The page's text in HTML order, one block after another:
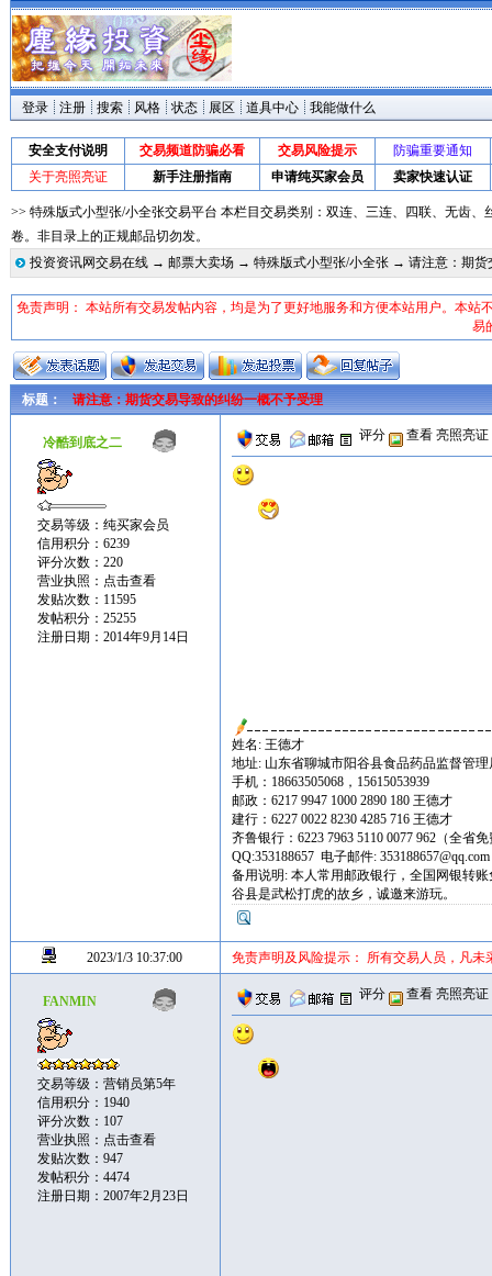
登录 注册 搜索 风格 状态 展区 道具中心 我能做什么
安全支付说明 交易频道防骗必看 交易风险提示
防骗重要通知
关于亮照亮证
新手注册指南 申请纯买家会员 卖家快速认证
>> 特殊版式小型张/小全张交易平台 本栏目交易类别：双连、三连、四联、无齿
卷。非目录上的正规邮品切勿发。
投资资讯网交易在线→ 邮票大卖场→ 特殊版式小型张/小全张→ 请注意：期货
免责声明： 本站所有交易发帖内容，均是为了更好地服务和方便本站用户。本
易
标题： 请注意：期货交易导致的纠纷一概不予受理
冷酷到底之二
交易等级：纯买家会员
信用积分：6239
评分次数：220
营业执照： 点击查看
发贴次数：11595
发帖积分：25255
注册日期：2014年9月14日
评分 查看 亮照亮证
姓名: 王德才
地址: 山东省聊城市阳谷县食品药品监督管
手机：18663505068，15615053939
邮政：6217 9947 1000 2890 180 王德才
建行：6227 0022 8230 4285 716 王德才
齐鲁银行：6223 7963 5110 0077 962（全省
QQ:353188657 电子邮件:
备用说明: 本人常用邮政银行，全国网银转
谷县是武松打虎的故乡，诚邀来游玩。
2023/1/3 10:37:00 免责声明及风险提示： 所有交易人员，凡
FANMIN
交易等级：营销员第5年
信用积分：1940
评分次数：107
营业执照： 点击查看
发贴次数：947
发帖积分：4474
注册日期：2007年2月23日
评分 查看 亮照亮证